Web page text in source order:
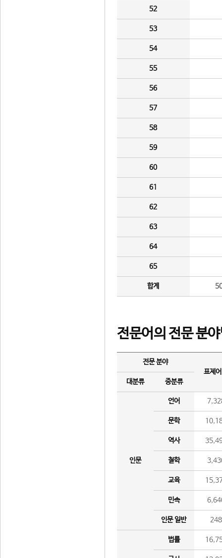
52
53
54
55
56
57
58
59
60
61
62
63
64
65
합계
전문어의 전문 분
전문 분야
표제
대분류
중분류
인문
언어
문학
역사
철학
교육
민속
인문 일반 248
법률